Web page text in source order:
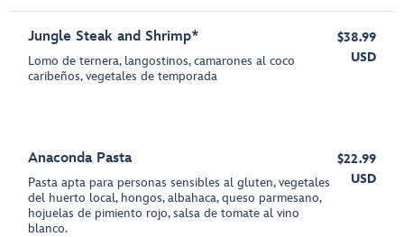
Jungle Steak and Shrimp*
Lomo de ternera, langostinos, camarones al coco
caribeños, vegetales de temporada
$38.99
USD
Anaconda Pasta
Pasta apta para personas sensibles al gluten, vegetales
del huerto local, hongos, albahaca, queso parmesano,
hojuelas de pimiento rojo, salsa de tomate al vino
blanco.
$22.99
USD